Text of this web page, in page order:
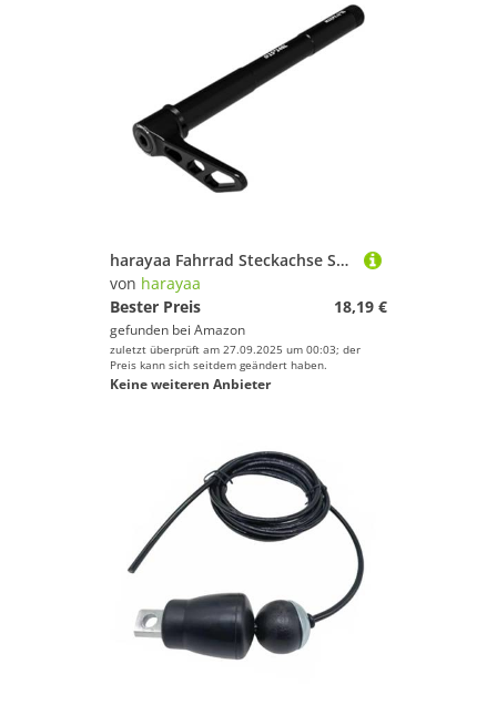
harayaa Fahrrad Steckachse Schnellspanner Radnabenachse Vollachse Hinterradachse Aus Hochfester Aluminiumlegierung für Mountainbikes Und Rennräder, Style A
von harayaa
Bester Preis
18,19 €
gefunden bei Amazon
zuletzt überprüft am 27.09.2025 um 00:03; der
Preis kann sich seitdem geändert haben.
Keine weiteren Anbieter